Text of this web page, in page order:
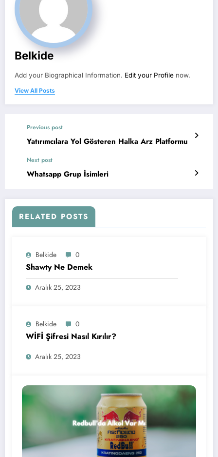
Belkide
Add your Biographical Information. Edit your Profile now.
View All Posts
Previous post
Yatırımcılara Yol Gösteren Halka Arz Platformu
Next post
Whatsapp Grup İsimleri
RELATED POSTS
Belkide 0
Shawty Ne Demek
Aralık 25, 2023
Belkide 0
WİFİ Şifresi Nasıl Kırılır?
Aralık 25, 2023